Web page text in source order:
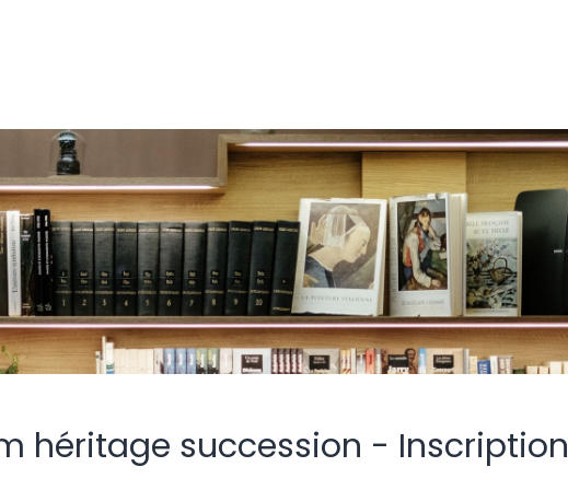
héritage succession - Inscription